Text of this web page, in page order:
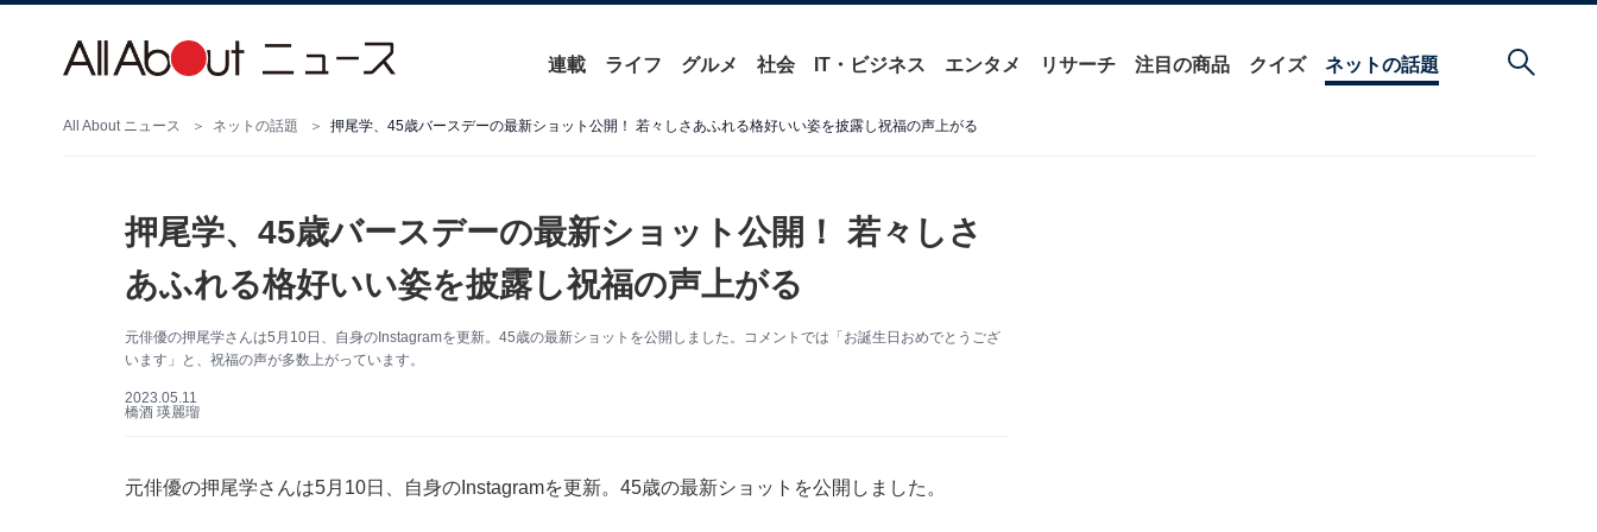
連載 ライフ グルメ 社会 IT・ビジネス エンタメ リサーチ 注目の商品 クイズ ネットの話題
All About ニュース ネットの話題 押尾学、45歳バースデーの最新ショット公開！ 若々しさあふれる格好いい姿を披露し祝福の声上がる
押尾学、45歳バースデーの最新ショット公開！ 若々しさ
あふれる格好いい姿を披露し祝福の声上がる
元俳優の押尾学さんは5月10日、自身のInstagramを更新。45歳の最新ショットを公開しました。コメントでは「お誕生日おめでとうござ
います」と、祝福の声が多数上がっています。
2023.05.11
橋酒 瑛麗瑠
元俳優の押尾学さんは5月10日、自身のInstagramを更新。45歳の最新ショットを公開しました。